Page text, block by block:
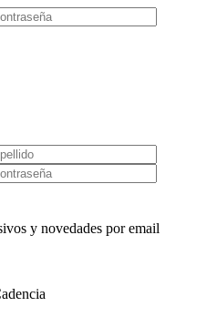
y novedades por email